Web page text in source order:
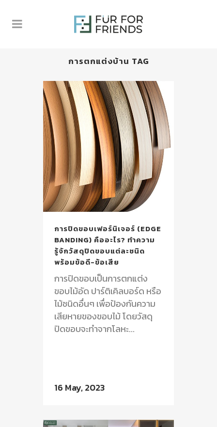
การตกแต่งบ้าน TAG
การปิดขอบเฟอร์นิเจอร์ (EDGE
BANDING) คืออะไร? ทำความ
รู้จักวัสดุปิดขอบแต่ละชนิด
พร้อมข้อดี-ข้อเสีย
การปิดขอบเป็นการตกแต่ง
ขอบไม้อัด ปาร์ติเคิลบอร์ด หรือ
ไม้ชนิดอื่นๆ เพื่อป้องกันความ
เสียหายของขอบไม้ โดยวัสดุ
ปิดขอบจะทำจากโลหะ...
16 May, 2023